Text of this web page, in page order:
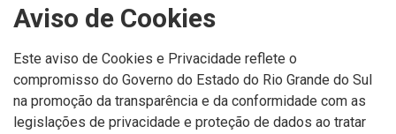
para
busca
Aviso de Cookies
Este aviso de Cookies e Privacidade reflete o
compromisso do Governo do Estado do Rio Grande do Sul
na promoção da transparência e da conformidade com as
legislações de privacidade e proteção de dados ao tratar